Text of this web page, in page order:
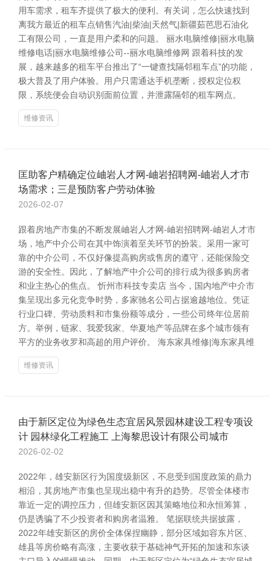
用车需求，租车齐提供了极大的便利。有关词，怎么快速找到
离我方最近的租车点销售汽油|柴油|天然气|新疆茹芭思石油化
工有限公司，一直是用户柔和的问题。 丽水电脑维修|丽水电脑
维修电话|丽水电脑维修公司--丽水电脑维修网 跟着科技的发
展，越来越多的租车平台推出了“一键查找隔邻租车点”的功能，
极大普及了用户体验。用户只需通达手机垄断，授权定位权
限，系统便会自动识别面前位置，并泄露隔邻的租车网点。
维修资讯
匡助客户精确定位岫岩人才网-岫岩招聘网-岫岩人才市
场需求；三是预防客户劳动体验
2026-02-07
跟着房地产市集的不断发展岫岩人才网-岫岩招聘网-岫岩人才市
场，地产中介公司在其中饰演着至关环节的扮装。采用一家可
靠的中介公司，不仅好像提高购房或售房的遵守，还能保险交
游的安全性。因此，了解地产中介公司的排行成为很多购房者
和业主热心的焦点。 忻州市科技专卖店 当今，国内地产中介市
集呈现出多元化竞争时势，多家驰名公司占据逾越地位。凭证
行业口碑、劳动质料和市集份额等成分，一些公司终年位居前
方。举例，链家、我爱我家、华夏地产等品牌在多个城市领有
平方的业务收罗和高超的用户评价。 海东家具维修|海东家具维
维修资讯
由于新区定位为绿色生态宜居风景园林建设工程专项设
计 园林绿化工程施工 上海黎思设计有限公司城市
2026-02-02
2022年，雄安新区行为国度级新区，不息受到国度政策的鼎力
相沿，其房地产市集也呈现出稳中有升的趋势。尽管全体楼市
靠近一定的调控压力，但雄安新区因其策略地位和永恒筹算，
仍是诱骗了不少投资者和购房者温雅。 笔据联统共据披露，
2022年雄安新区的房价全体保捏幽静，部分区域如容东片区、
雄县等房价略有高涨，主要收获于基础神气开拓的加速和东谈